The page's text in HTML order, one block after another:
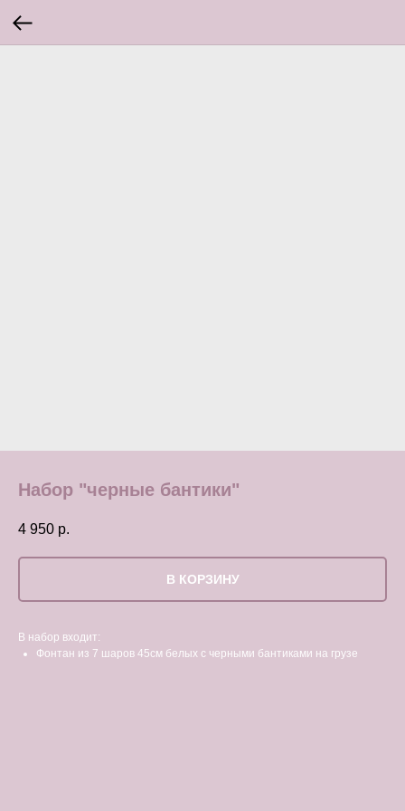
Набор "черные бантики"
4 950 р.
В КОРЗИНУ
В набор входит:
Фонтан из 7 шаров 45см белых с черными бантиками на грузе